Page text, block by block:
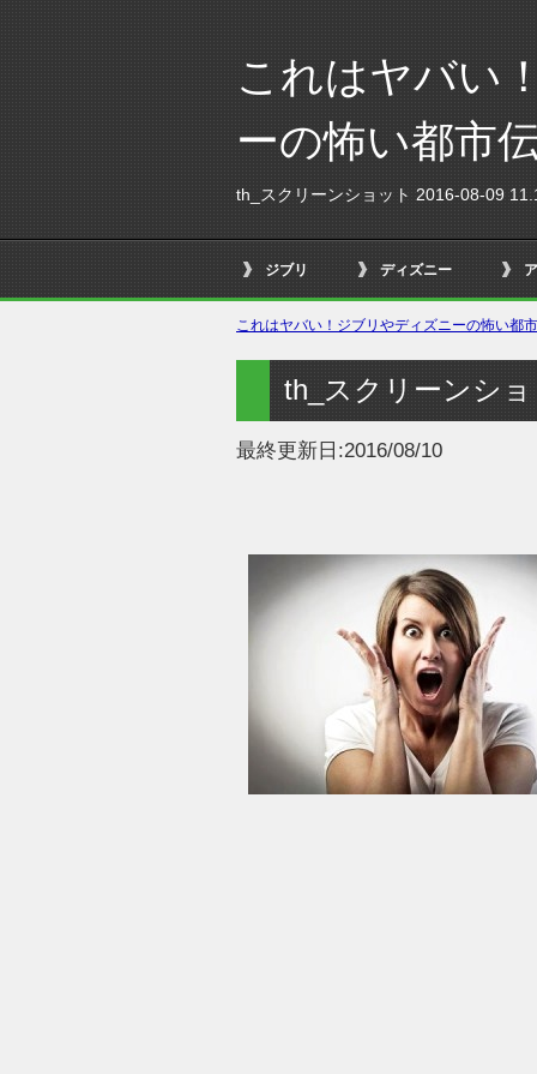
これはヤバい
ーの怖い都市
th_スクリーンショット 2016-08-09
ジブリ ディズニー
これはヤバい！ジブリやディズニーの怖い都
th_スクリーンシ
最終更新日:2016/08/10